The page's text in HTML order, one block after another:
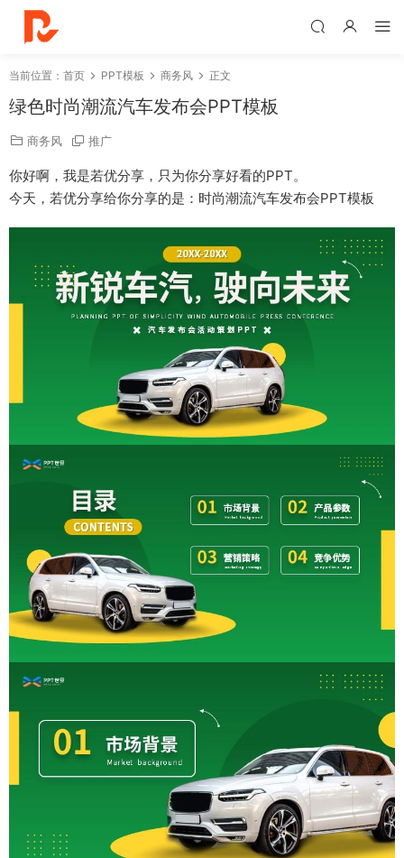
当前位置： 首页 PPT模板 商务风 正文
绿色时尚潮流汽车发布会PPT模板
商务风 推广
你好啊，我是若优分享，只为你分享好看的PPT。
今天，若优分享给你分享的是：时尚潮流汽车发布会PPT模板